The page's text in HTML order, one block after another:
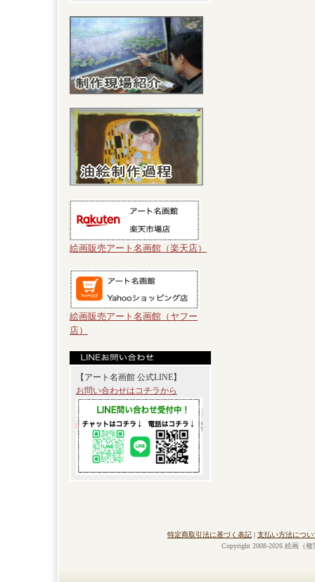
絵画販売アート名画館（楽天店）
絵画販売アート名画館（ヤフー
店）
【アート名画館 公式LINE】
お問い合わせはコチラから
特定商取引法に基づく表記 | 支払い方法につい
Copyright 2008-2026 絵画（